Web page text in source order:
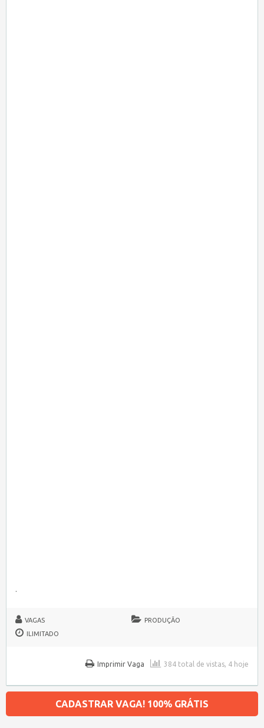
.
VAGAS
PRODUÇÃO
ILIMITADO
384 total de vistas, 4 hoje
Imprimir Vaga
CADASTRAR VAGA! 100% GRÁTIS